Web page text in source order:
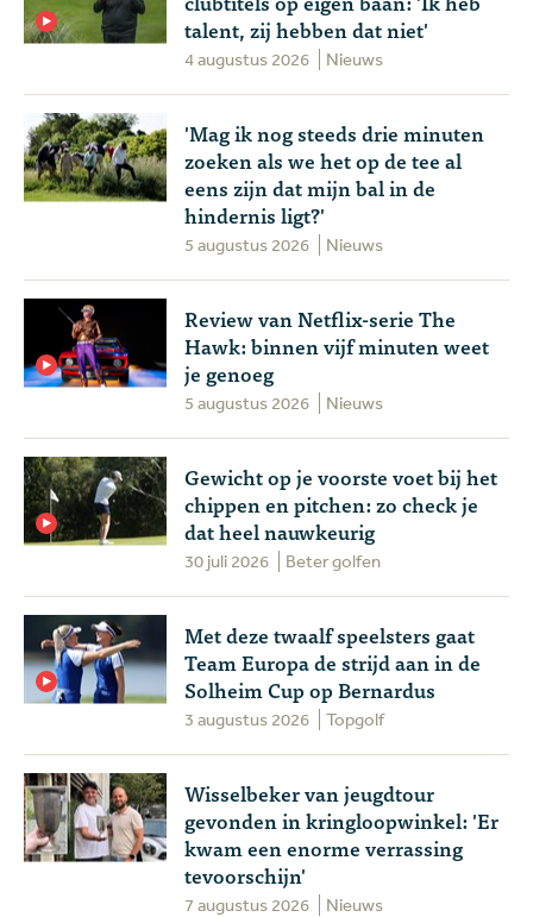
talent, zij hebben dat niet'
4 augustus 2026 Nieuws
'Mag ik nog steeds drie minuten
zoeken als we het op de tee al
eens zijn dat mijn bal in de
hindernis ligt?'
5 augustus 2026 Nieuws
Review van Netflix-serie The
Hawk: binnen vijf minuten weet
je genoeg
5 augustus 2026 Nieuws
Gewicht op je voorste voet bij het
chippen en pitchen: zo check je
dat heel nauwkeurig
30 juli 2026 Beter golfen
Met deze twaalf speelsters gaat
Team Europa de strijd aan in de
Solheim Cup op Bernardus
3 augustus 2026 Topgolf
Wisselbeker van jeugdtour
gevonden in kringloopwinkel: 'Er
kwam een enorme verrassing
tevoorschijn'
7 augustus 2026 Nieuws